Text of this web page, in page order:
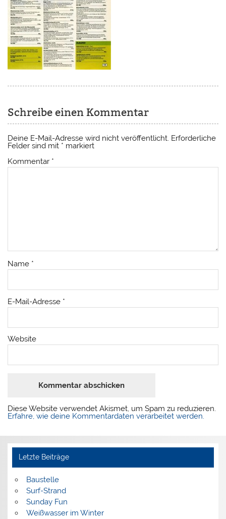
Schreibe einen Kommentar
Deine E-Mail-Adresse wird nicht veröffentlicht. Erforderliche
Felder sind mit * markiert
Kommentar *
Name *
E-Mail-Adresse *
Website
Diese Website verwendet Akismet, um Spam zu reduzieren.
Erfahre, wie deine Kommentardaten verarbeitet werden.
Letzte Beiträge
Baustelle
Surf-Strand
Sunday Fun
Weißwasser im Winter